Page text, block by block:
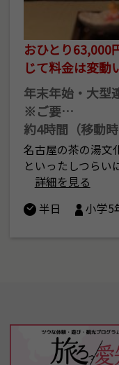
おひとり
じて料金は変動
年末年始・大型
※ご要…
約4時間（移動時
名古屋の茶の湯文
といったしつら
詳細を見る
半日
小学5